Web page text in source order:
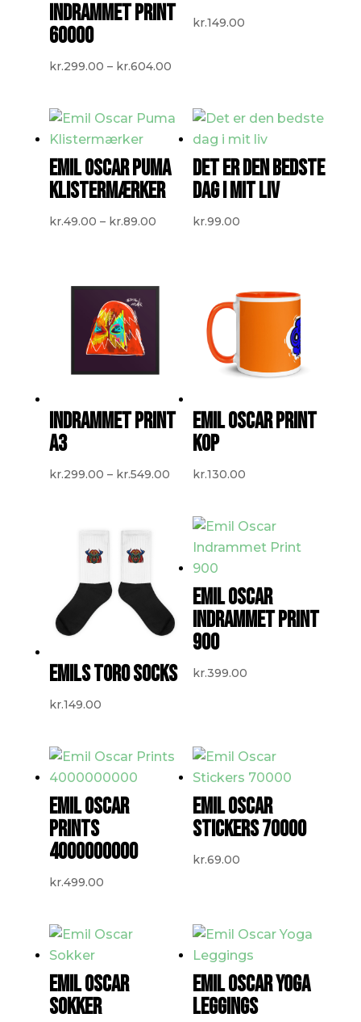
INDRAMMET PRINT
60000
kr.299.00 – kr.604.00Prisinterval:
kr.149.00
EMIL OSCAR PUMA
KLISTERMÆRKER
kr.49.00 – kr.89.00Prisinterval:
kr.89.00
DET ER DEN BEDSTE
DAG I MIT LIV
kr.99.00
INDRAMMET PRINT
A3
kr.299.00 – kr.549.00Prisinterval:
EMIL OSCAR PRINT
KOP
kr.130.00
EMILS TORO SOCKS
kr.149.00
EMIL OSCAR
INDRAMMET PRINT
900
kr.399.00
EMIL OSCAR
PRINTS
4000000000
kr.499.00
EMIL OSCAR
STICKERS 70000
kr.69.00
EMIL OSCAR
SOKKER
EMIL OSCAR YOGA
LEGGINGS